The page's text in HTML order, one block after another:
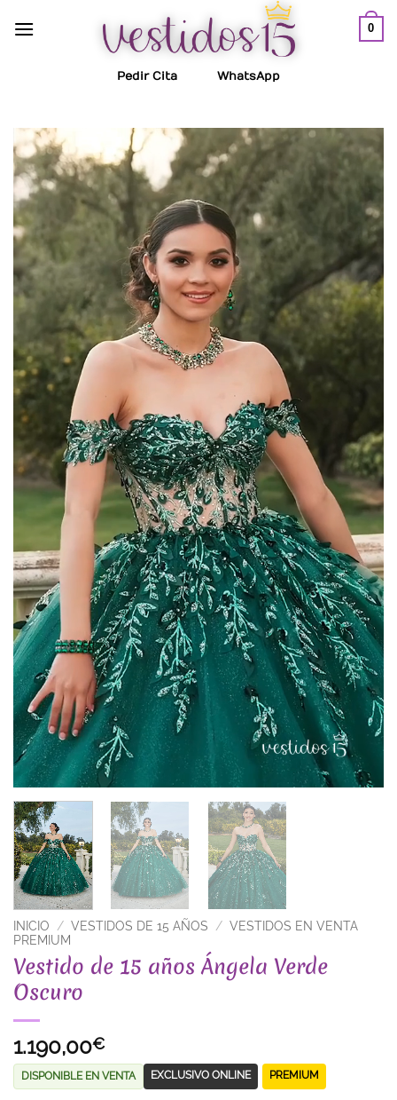
0
Pedir Cita WhatsApp
INICIO / VESTIDOS DE 15 AÑOS / VESTIDOS EN VENTA
PREMIUM
Vestido de 15 años Ángela Verde
Oscuro
1.190,00€
DISPONIBLE EN VENTA EXCLUSIVO ONLINE PREMIUM